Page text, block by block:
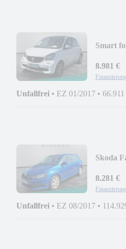
Smart
8.981 €
Unfallfrei • EZ 01/2017 •
Skoda
8.281 €
Unfallfrei • EZ 08/2017 •